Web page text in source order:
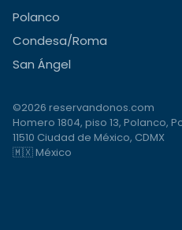
Polanco
Condesa/Roma
San Ángel
©2026 reservandonos.com
Homero 1804, piso 13, Polanco,
11510 Ciudad de México, CDMX
🇲🇽 México